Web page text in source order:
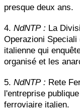
presque deux ans.
4. NdNTP : La
Operazioni
italienne qui
organisé et les
5. NdNTP : Rete
l'entreprise
ferroviaire italien.